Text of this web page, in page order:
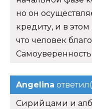
но он
кредиту, и в
что человек
Angelina
Сирийцами и